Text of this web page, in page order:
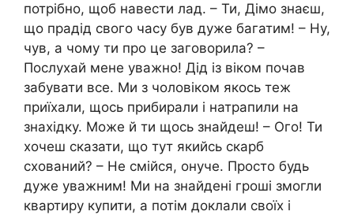
потрібно, щоб навести лад. – Ти, Дімо знаєш,
що прадід свого часу був дуже багатим! – Ну,
чув, а чому ти про це заговорила? –
Послухай мене уважно! Дід із віком почав
забувати все. Ми з чоловіком якось теж
приїхали, щось прибирали і натрапили на
знахідку. Може й ти щось знайдеш! – Ого! Ти
хочеш сказати, що тут якийсь скарб
схований? – Не смійся, онуче. Просто будь
дуже уважним! Ми на знайдені гроші змогли
квартиру купити, а потім доклали своїх і